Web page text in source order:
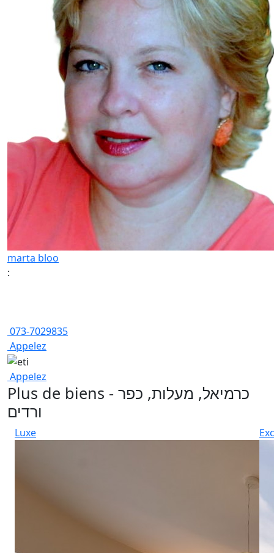
marta bloo
:
073-7029835
Appelez
Appelez
Plus de biens - כרמיאל, מעלות, כפר
ורדים
Luxe